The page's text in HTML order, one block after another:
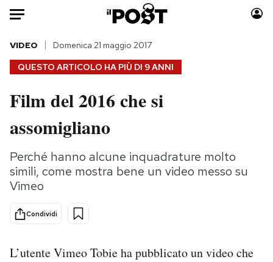
Auto
HOME
Italia
Politica
Tecnologia
Internet
Scienza
Cultura
Economia
Moda
Storie/Idee
Ok Boomer!
QUESTO ARTICOLO HA PIÙ DI 9 ANNI
VIDEO Domenica 21 maggio 2017
Film del 2016 che si
assomigliano
Perché hanno alcune inquadrature molto
simili, come mostra bene un video messo su
Vimeo
Condividi
L’utente Vimeo Tobie ha pubblicato un video che